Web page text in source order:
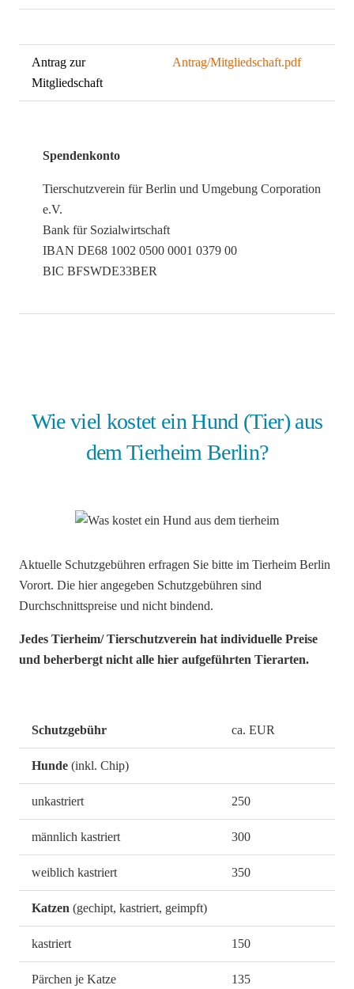
Antrag zur
Mitgliedschaft
Antrag/Mitgliedschaft.pdf
Spendenkonto
Tierschutzverein für Berlin und Umgebung Corporation
e.V.
Bank für Sozialwirtschaft
IBAN DE68 1002 0500 0001 0379 00
BIC BFSWDE33BER
Wie viel kostet ein Hund (Tier) aus
dem Tierheim Berlin?
Aktuelle Schutzgebühren erfragen Sie bitte im Tierheim Berlin
Vorort. Die hier angegeben Schutzgebühren sind
Durchschnittspreise und nicht bindend.
Jedes Tierheim/ Tierschutzverein hat individuelle Preise
und beherbergt nicht alle hier aufgeführten Tierarten.
Schutzgebühr ca. EUR
Hunde (inkl. Chip)
unkastriert 250
männlich kastriert 300
weiblich kastriert 350
Katzen (gechipt, kastriert, geimpft)
kastriert 150
Pärchen je Katze 135